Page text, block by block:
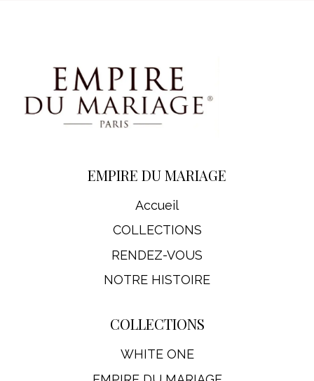
EMPIRE DU MARIAGE
Accueil
COLLECTIONS
RENDEZ-VOUS
NOTRE HISTOIRE
COLLECTIONS
WHITE ONE